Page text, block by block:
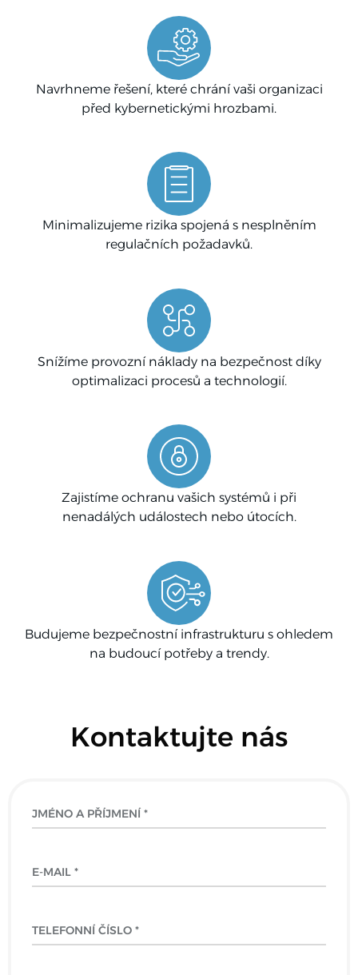
Navrhneme řešení, které chrání vaši organizaci
před kybernetickými hrozbami.
Minimalizujeme rizika spojená s nesplněním
regulačních požadavků.
Snížíme provozní náklady na bezpečnost díky
optimalizaci procesů a technologií.
Zajistíme ochranu vašich systémů i při
nenadálých událostech nebo útocích.
Budujeme bezpečnostní infrastrukturu s ohledem
na budoucí potřeby a trendy.
Kontaktujte nás